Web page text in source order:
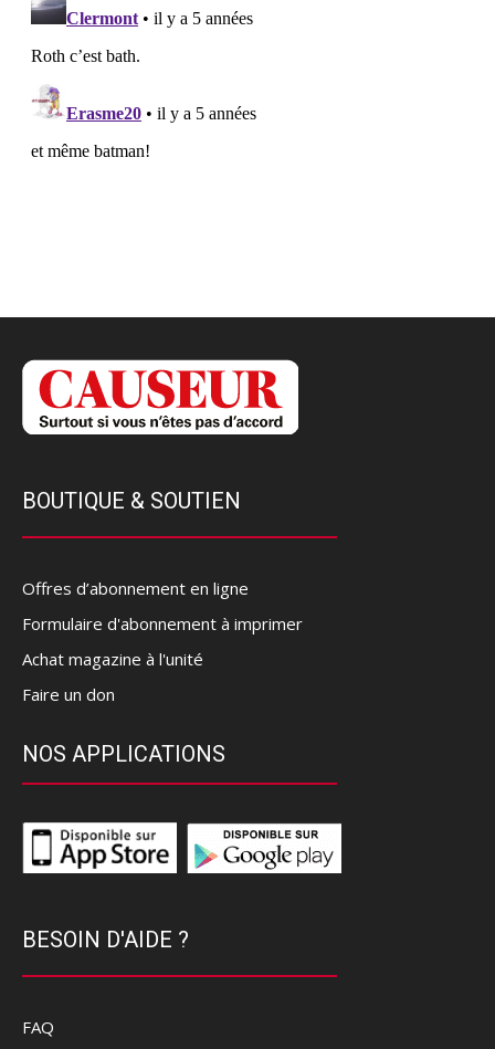
BOUTIQUE & SOUTIEN
Offres d’abonnement en ligne
Formulaire d'abonnement à imprimer
Achat magazine à l'unité
Faire un don
NOS APPLICATIONS
BESOIN D'AIDE ?
FAQ